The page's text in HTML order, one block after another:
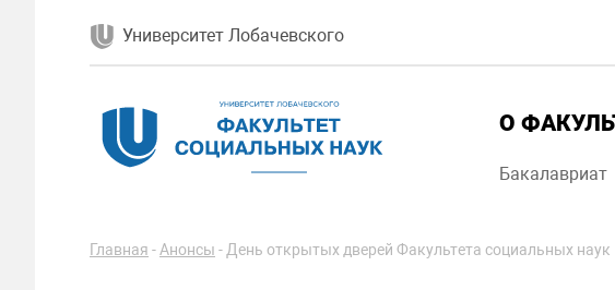
Университет Лобачевского
О
Бакалавриат
Главная -Анонсы -День открытых дверей Факультета социальных наук